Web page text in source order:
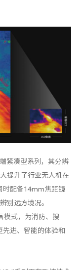
紧凑型系列，其分辨
提升了行业无人机在
时配备14mm焦距镜
别远方境况。
模式，为消防、搜
先进、智能的体验和